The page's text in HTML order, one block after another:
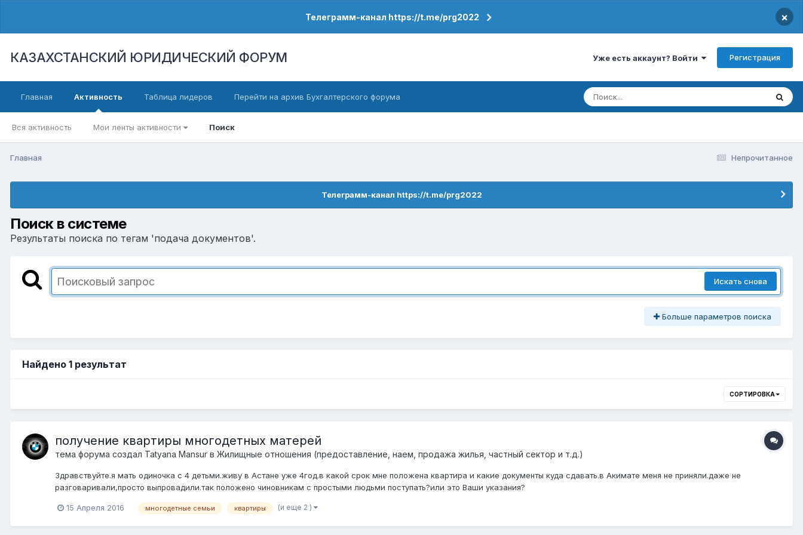
Телеграмм-канал https://t.me/prg2022 ×
КАЗАХСТАНСКИЙ ЮРИДИЧЕСКИЙ ФОРУМ Уже есть аккаунт? Войти Регистрация
Главная Активность
Вся активность Мои ленты активности Поиск
Таблица лидеров Перейти на архив Бухгалтерского форума
Непрочитанное
Главная
Телеграмм-канал https://t.me/prg2022
Поиск в системе
Результаты поиска по тегам 'подача документов'.
Искать снова
Больше параметров поиска
Найдено 1 результат
СОРТИРОВКА
получение квартиры многодетных матерей
тема форума создал Tatyana Mansur в Жилищные отношения (предоставление, наем, продажа жилья, частный сектор и т.д.)
Здравствуйте.я мать одиночка с 4 детьми.живу в Астане уже 4год.в какой срок мне положена квартира и какие документы куда сдавать.в Акимате меня не приняли.даже не
разговаривали,просто выпровадили.так положено чиновникам с простыми людьми поступать?или это Ваши указания?
15 Апреля 2016 многодетные семьи квартиры (и еще 2 )